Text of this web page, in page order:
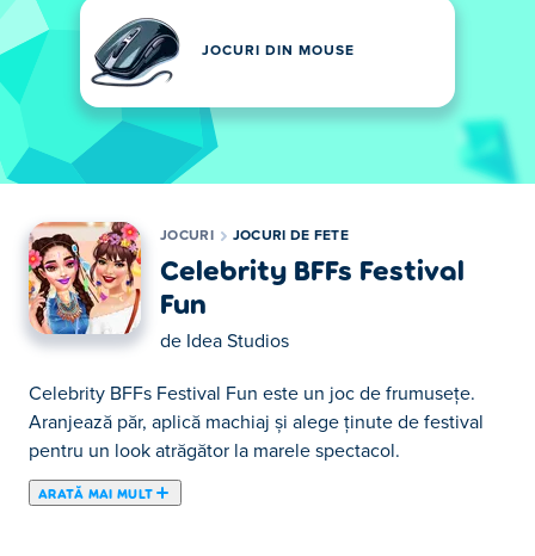
JOCURI DIN MOUSE
JOCURI JOCURI DE FETE
Celebrity BFFs Festival
Fun
de Idea Studios
Celebrity BFFs Festival Fun este un joc de frumusețe.
Aranjează păr, aplică machiaj și alege ținute de festival
pentru un look atrăgător la marele spectacol.
ARATĂ MAI MULT